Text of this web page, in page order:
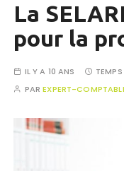
La
pour la
IL Y A 10 ANS
PAREXPERT-